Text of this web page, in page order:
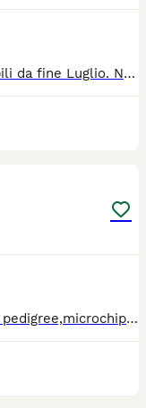
2 femminucce di Maine Coon disponibili da fine Luglio. Nate il 24/4, colore black silver tortie, caratteri mansueti e affettuosi. Genitori testati per le principali patologie. Verranno cedute con ciclo vaccinale completo, microchip, contratto da compagnia e pedigree. Le cucciole sono nate e cresciute in ambiente domestico, abituate a cani, gatti e persone. Vengono manipolate quotidianamente per spazzolatura, taglio unghie e bagnetto. Abituate al trasportino.
Lui e Artú cucciolo di Maine Coon con pedigree,microchip vaccino che sta cercando una famiglia che si prenderà cura di lui!Ha un caractere molto dolcissimo è buono e cresciuto con i bambini.I genitori sono entrambi con pedigree Anfi e Enfi !Artu ha 3 mesi già pronto per conoscere una bella famiglia !!